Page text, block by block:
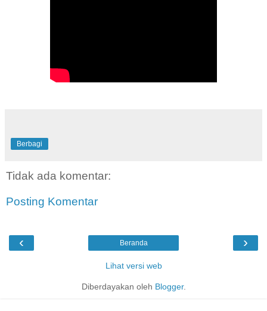
Berbagi
Tidak ada komentar:
Posting Komentar
‹ ›
Beranda
Lihat versi web
Diberdayakan oleh Blogger.